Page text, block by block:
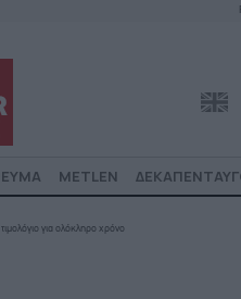
METLEN
για ολόκληρο χρόνο